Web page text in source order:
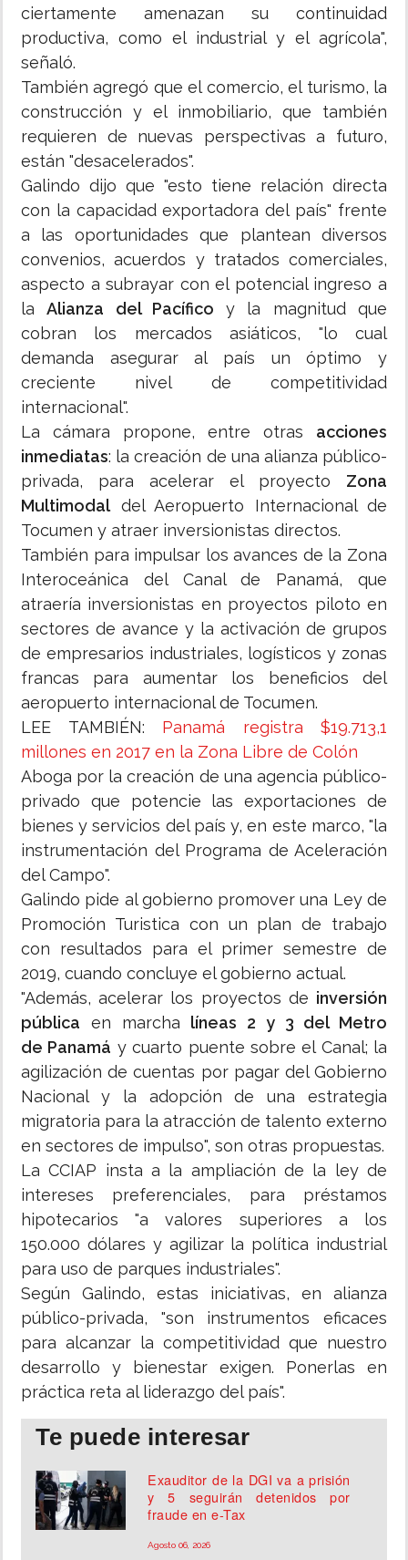
ciertamente amenazan su continuidad
productiva, como el industrial y el agrícola",
señaló.
También agregó que el comercio, el turismo, la
construcción y el inmobiliario, que también
requieren de nuevas perspectivas a futuro,
están "desacelerados".
Galindo dijo que "esto tiene relación directa
con la capacidad exportadora del país" frente
a las oportunidades que plantean diversos
convenios, acuerdos y tratados comerciales,
aspecto a subrayar con el potencial ingreso a
laAlianza del Pacífico y la magnitud que
cobran los mercados asiáticos, "lo cual
demanda asegurar al país un óptimo y
creciente nivel de competitividad
internacional".
La cámara propone, entre otras acciones
inmediatas: la creación de una alianza público-
privada, para acelerar el proyecto Zona
Multimodaldel Aeropuerto Internacional de
Tocumen y atraer inversionistas directos.
También para impulsar los avances de la Zona
Interoceánica del Canal de Panamá, que
atraería inversionistas en proyectos piloto en
sectores de avance y la activación de grupos
de empresarios industriales, logísticos y zonas
francas para aumentar los beneficios del
aeropuerto internacional de Tocumen.
LEE TAMBIÉN: Panamá registra $19.713,1
millones en 2017 en la Zona Libre de Colón
Aboga por la creación de una agencia público-
privado que potencie las exportaciones de
bienes y servicios del país y, en este marco, "la
instrumentación del Programa de Aceleración
del Campo".
Galindo pide al gobierno promover una Ley de
Promoción Turistica con un plan de trabajo
con resultados para el primer semestre de
2019, cuando concluye el gobierno actual.
"Además, acelerar los proyectos de inversión
pública en marcha líneas 2 y 3 del Metro
de Panamá y cuarto puente sobre el Canal; la
agilización de cuentas por pagar del Gobierno
Nacional y la adopción de una estrategia
migratoria para la atracción de talento externo
en sectores de impulso", son otras propuestas.
La CCIAP insta a la ampliación de la ley de
intereses preferenciales, para préstamos
hipotecarios "a valores superiores a los
150.000 dólares y agilizar la política industrial
para uso de parques industriales".
Según Galindo, estas iniciativas, en alianza
público-privada, "son instrumentos eficaces
para alcanzar la competitividad que nuestro
desarrollo y bienestar exigen. Ponerlas en
práctica reta al liderazgo del país".
Te puede interesar
Exauditor de la DGI va a prisión
y 5 seguirán detenidos por
fraude en e-Tax
Agosto 06, 2026